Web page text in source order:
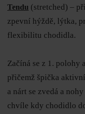
Tendu (stretched) –
zpevní hýždě, lýtka,
flexibilitu chodidla.
Začíná se z 1. polohy
přičemž špička
a nárt se zvedá a
chvíle kdy chodidlo